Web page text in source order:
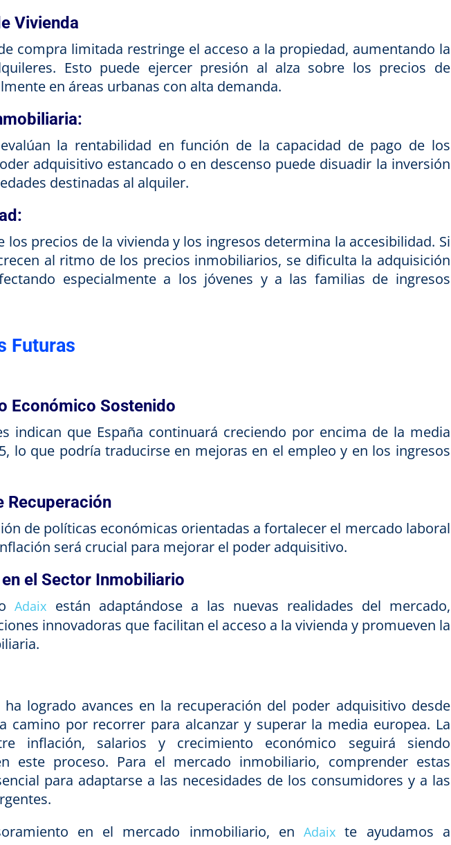
Vivienda
compra limitada restringe el acceso a la propiedad, aumentando la
Esto puede ejercer presión al alza sobre los precios de
en áreas urbanas con alta demanda.
la rentabilidad en función de la capacidad de pago de los
adquisitivo estancado o en descenso puede disuadir la inversión
destinadas al alquiler.
los precios de la vivienda y los ingresos determina la accesibilidad. Si
al ritmo de los precios inmobiliarios, se dificulta la adquisición
especialmente a los jóvenes y a las familias de ingresos
Futuras
Económico Sostenido
indican que España continuará creciendo por encima de la media
lo que podría traducirse en mejoras en el empleo y en los ingresos
Recuperación
de políticas económicas orientadas a fortalecer el mercado laboral
será crucial para mejorar el poder adquisitivo.
el Sector Inmobiliario
Adaix están adaptándose a las nuevas realidades del mercado,
innovadoras que facilitan el acceso a la vivienda y promueven la
ha logrado avances en la recuperación del poder adquisitivo desde
camino por recorrer para alcanzar y superar la media europea. La
inflación, salarios y crecimiento económico seguirá siendo
este proceso. Para el mercado inmobiliario, comprender estas
para adaptarse a las necesidades de los consumidores y a las
en el mercado inmobiliario, enAdaix te ayudamos a